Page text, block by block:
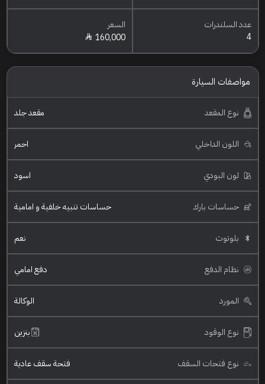
عدد السلندرات
4
السعر
160,000
مواصفات السيارة
نوع المقعد مقعد جلد
اللون الداخلي احمر
لون البودي اسود
حساسات بارك حساسات تنبيه خلفية و امامية
بلوتوث نعم
نظام الدفع دفع امامي
المورد الوكالة
نوع الوقود بنزين
نوع فتحات السقف فتحة سقف عادية